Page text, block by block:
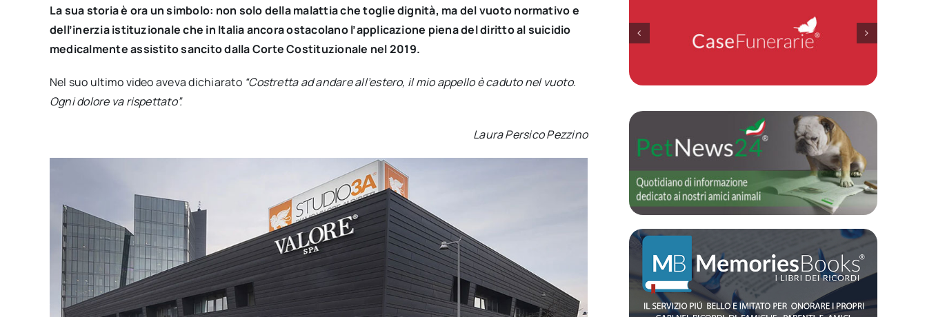
La sua storia è ora un simbolo: non solo della malattia che toglie dignità, ma del vuoto normativo e
dell’inerzia istituzionale che in Italia ancora ostacolano l’applicazione piena del diritto al suicidio
medicalmente assistito sancito dalla Corte Costituzionale nel 2019.
Nel suo ultimo video aveva dichiarato “Costretta ad andare all’estero, il mio appello è caduto nel vuoto.
Ogni dolore va rispettato”.
Laura Persico Pezzino